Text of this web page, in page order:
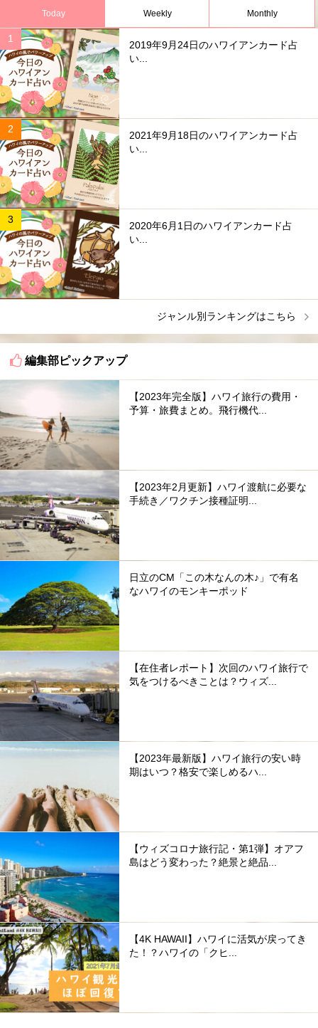
Today Weekly Monthly
2019年9月24日のハワイアンカード占
い...
2021年9月18日のハワイアンカード占
い...
2020年6月1日のハワイアンカード占
い...
ジャンル別ランキングはこちら
編集部ピックアップ
【2023年完全版】ハワイ旅行の費用・
予算・旅費まとめ。飛行機代...
【2023年2月更新】ハワイ渡航に必要な
手続き／ワクチン接種証明...
日立のCM「この木なんの木♪」で有名
なハワイのモンキーポッド
【在住者レポート】次回のハワイ旅行で
気をつけるべきことは？ウィズ...
【2023年最新版】ハワイ旅行の安い時
期はいつ？格安で楽しめるハ...
【ウィズコロナ旅行記・第1弾】オアフ
島はどう変わった？絶景と絶品...
【4K HAWAII】ハワイに活気が戻ってき
た！？ハワイの「クヒ...